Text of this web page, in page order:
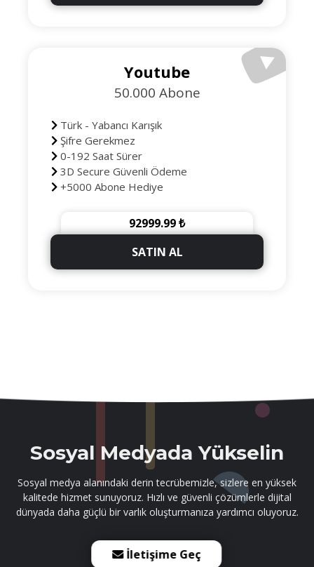
Youtube
50.000 Abone
Türk - Yabancı Karışık
Şifre Gerekmez
0-192 Saat Sürer
3D Secure Güvenli Ödeme
+5000 Abone Hediye
92999.99 ₺
SATIN AL
Sosyal Medyada Yükselin
Sosyal medya alanındaki derin tecrübemizle, sizlere en yüksek
kalitede hizmet sunuyoruz. Hızlı ve güvenli çözümlerle dijital
dünyada daha güçlü bir varlık oluşturmanıza yardımcı oluyoruz.
İletişime Geç